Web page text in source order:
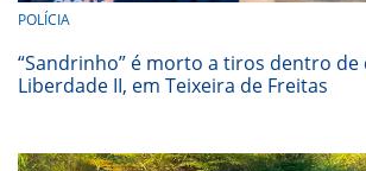
POLÍCIA
“Sandrinho” é morto a tiros dentro
Liberdade II, em Teixeira de Freitas